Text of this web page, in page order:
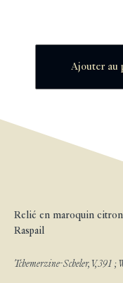
Ajouter au
Relié en maroquin
Raspail
Tchemerzine-Scheler, V, 391 ;